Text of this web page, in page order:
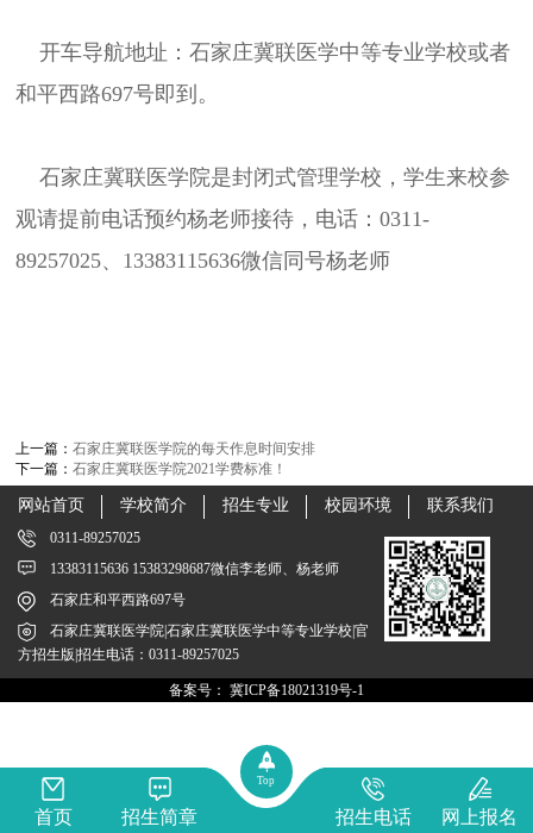
开车导航地址：石家庄冀联医学中等专业学校或者
和平西路697号即到。
石家庄冀联医学院是封闭式管理学校，学生来校参
观请提前电话预约杨老师接待，电话：0311-
89257025、13383115636微信同号杨老师
上一篇：石家庄冀联医学院的每天作息时间安排
下一篇：石家庄冀联医学院2021学费标准！
网站首页 学校简介 招生专业 校园环境 联系我们
0311-89257025
13383115636 15383298687微信李老师、杨老师
石家庄和平西路697号
石家庄冀联医学院|石家庄冀联医学中等专业学校|官
方招生版|招生电话：0311-89257025
备案号： 冀ICP备18021319号-1
首页 招生简章
Top
招生电话 网上报名
oot:sort}